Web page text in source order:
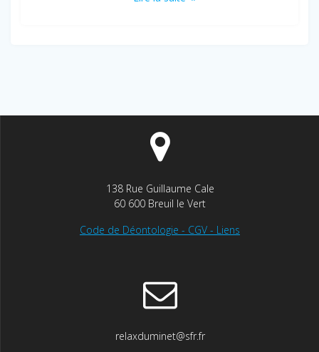
138 Rue Guillaume Cale
60 600 Breuil le Vert
Code de Déontologie - CGV - Liens
relaxduminet@sfr.fr